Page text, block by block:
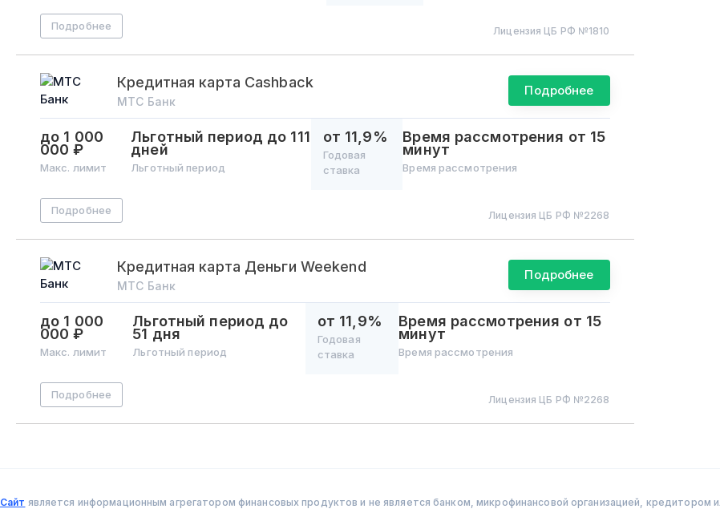
Подробнее Лицензия ЦБ РФ №1810
Кредитная карта Cashback
МТС Банк
Подробнее
до 1 000
000 ₽
Макс. лимит
Льготный период до 111
дней
Льготный период
от 11,9%
Годовая
ставка
Время рассмотрения от 15
минут
Время рассмотрения
Подробнее Лицензия ЦБ РФ №2268
Кредитная карта Деньги Weekend
МТС Банк
Подробнее
до 1 000
000 ₽
Макс. лимит
Льготный период до
51 дня
Льготный период
от 11,9%
Годовая
ставка
Время рассмотрения от 15
минут
Время рассмотрения
Подробнее Лицензия ЦБ РФ №2268
Сайт является информационным агрегатором финансовых продуктов и не является банком, микрофинансовой организацией, кредитором